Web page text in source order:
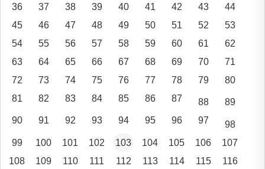
36
37 38 39 40 41 42 43
44
45
46 47 48 49 50 51 52
53
54
55 56 57 58 59 60 61
62
63
64 65 66 67 68 69 70
71
72
73 74 75 76 77 78 79
80
81
82 83 84 85 86 87 88
89
90
91 92 93 94 95 96 97
98
99
100 101 102 103 104 105 106
107
108
109 110 111 112 113 114 115 116